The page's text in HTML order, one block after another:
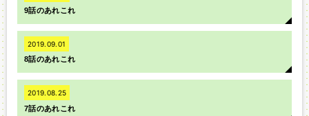
9話のあれこれ
2019.09.01
8話のあれこれ
2019.08.25
7話のあれこれ